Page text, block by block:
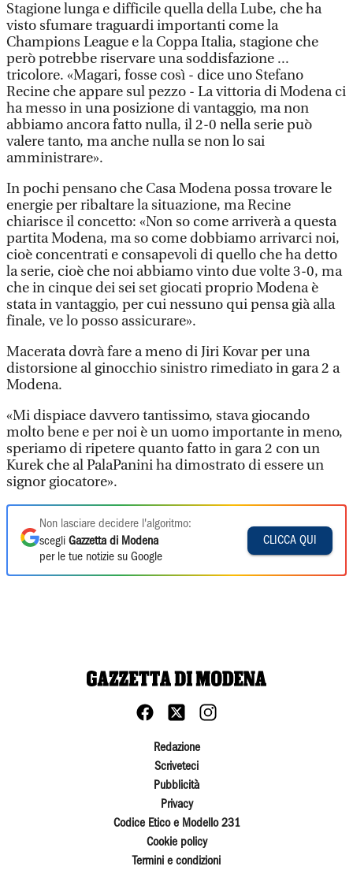
Stagione lunga e difficile quella della Lube, che ha
visto sfumare traguardi importanti come la
Champions League e la Coppa Italia, stagione che
però potrebbe riservare una soddisfazione ...
tricolore. «Magari, fosse così - dice uno Stefano
Recine che appare sul pezzo - La vittoria di Modena ci
ha messo in una posizione di vantaggio, ma non
abbiamo ancora fatto nulla, il 2-0 nella serie può
valere tanto, ma anche nulla se non lo sai
amministrare».
In pochi pensano che Casa Modena possa trovare le
energie per ribaltare la situazione, ma Recine
chiarisce il concetto: «Non so come arriverà a questa
partita Modena, ma so come dobbiamo arrivarci noi,
cioè concentrati e consapevoli di quello che ha detto
la serie, cioè che noi abbiamo vinto due volte 3-0, ma
che in cinque dei sei set giocati proprio Modena è
stata in vantaggio, per cui nessuno qui pensa già alla
finale, ve lo posso assicurare».
Macerata dovrà fare a meno di Jiri Kovar per una
distorsione al ginocchio sinistro rimediato in gara 2 a
Modena.
«Mi dispiace davvero tantissimo, stava giocando
molto bene e per noi è un uomo importante in meno,
speriamo di ripetere quanto fatto in gara 2 con un
Kurek che al PalaPanini ha dimostrato di essere un
signor giocatore».
Non lasciare decidere l'algoritmo:
scegli Gazzetta di Modena
per le tue notizie su Google
CLICCA QUI
Redazione
Scriveteci
Pubblicità
Privacy
Codice Etico e Modello 231
Cookie policy
Termini e condizioni